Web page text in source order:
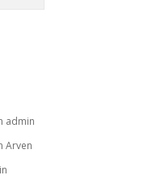
admin
Arven